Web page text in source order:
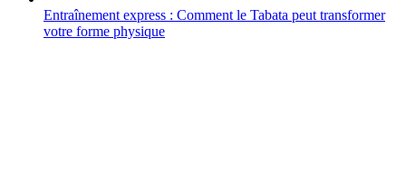
Entraînement express : Comment le Tabata peut transformer
votre forme physique